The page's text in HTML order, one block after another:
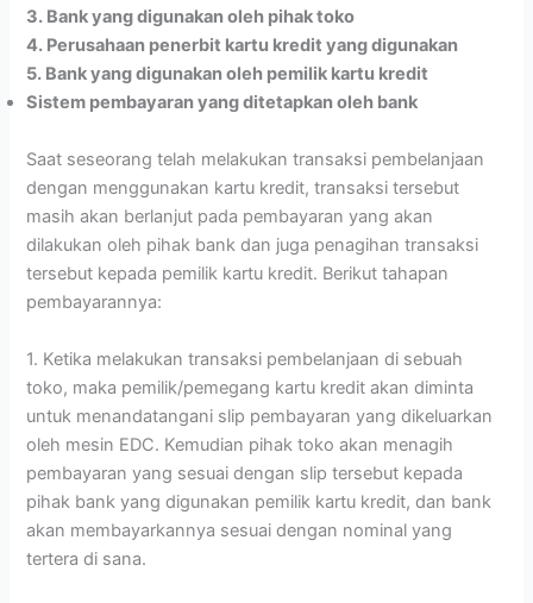
3. Bank yang digunakan oleh pihak toko
4. Perusahaan penerbit kartu kredit yang digunakan
5. Bank yang digunakan oleh pemilik kartu kredit
Sistem pembayaran yang ditetapkan oleh bank
Saat seseorang telah melakukan transaksi pembelanjaan
dengan menggunakan kartu kredit, transaksi tersebut
masih akan berlanjut pada pembayaran yang akan
dilakukan oleh pihak bank dan juga penagihan transaksi
tersebut kepada pemilik kartu kredit. Berikut tahapan
pembayarannya:
1. Ketika melakukan transaksi pembelanjaan di sebuah
toko, maka pemilik/pemegang kartu kredit akan diminta
untuk menandatangani slip pembayaran yang dikeluarkan
oleh mesin EDC. Kemudian pihak toko akan menagih
pembayaran yang sesuai dengan slip tersebut kepada
pihak bank yang digunakan pemilik kartu kredit, dan bank
akan membayarkannya sesuai dengan nominal yang
tertera di sana.